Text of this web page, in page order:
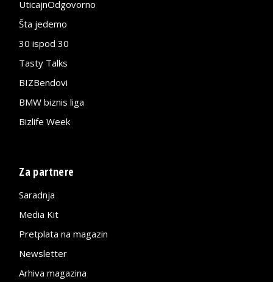
UticajnOdgovorno
Šta jedemo
30 ispod 30
Tasty Talks
BIZBendovi
BMW biznis liga
Bizlife Week
Za partnere
Saradnja
Media Kit
Pretplata na magazin
Newsletter
Arhiva magazina